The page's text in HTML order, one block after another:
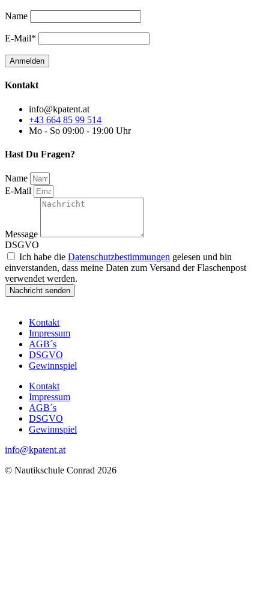
Name
E-Mail*
Kontakt
info@kpatent.at
+43 664 85 99 514
Mo - So 09:00 - 19:00 Uhr
Hast Du Fragen?
Name
E-Mail
Message
DSGVO
Ich habe die Datenschutzbestimmungen gelesen und bin
einverstanden, dass meine Daten zum Versand der Flaschenpost
verwendet werden.
Nachricht senden
Kontakt
Impressum
AGB´s
DSGVO
Gewinnspiel
Kontakt
Impressum
AGB´s
DSGVO
Gewinnspiel
info@kpatent.at
© Nautikschule Conrad 2026